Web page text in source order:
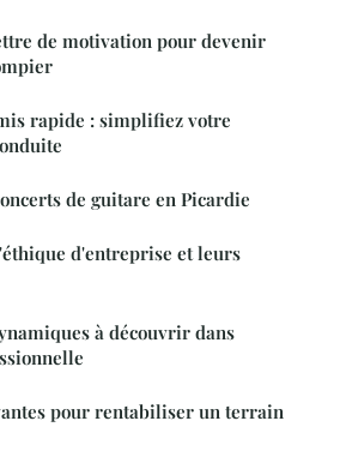
de motivation pour devenir
rapide : simplifiez votre
de guitare en Picardie
d'entreprise et leurs
à découvrir dans
pour rentabiliser un terrain